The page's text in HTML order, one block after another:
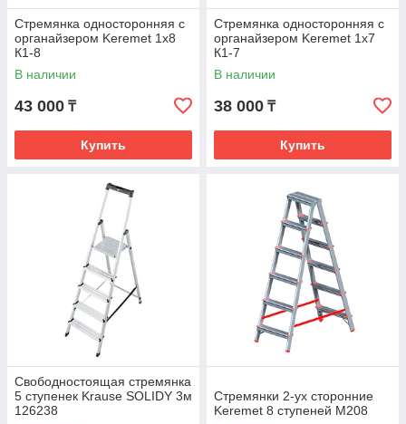
Стремянка односторонняя с
органайзером Keremet 1x8
К1-8
В наличии
43 000 ₸
Купить
Стремянка односторонняя с
органайзером Keremet 1x7
К1-7
В наличии
38 000 ₸
Купить
Свободностоящая стремянка
5 ступенек Krause SOLIDY 3м
126238
Стремянки 2-ух сторонние
Keremet 8 ступеней М208